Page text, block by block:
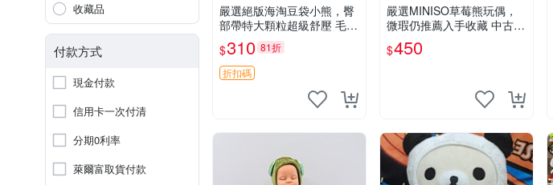
收藏品
付款方式
現金付款
信用卡一次付清
分期0利率
萊爾富取貨付款
嚴選絕版海淘豆袋小熊，臀
部帶特大顆粒超級舒壓 毛毛
摸起來格外順滑適合收藏 10
0%棉質 豆袋枕 豆袋、抱
枕、小熊
$310 81折
折扣碼
嚴選MINISO草莓熊玩偶，
微瑕仍推薦入手收藏 中古 M
INISO 草莓熊 玩具 收藏
$450